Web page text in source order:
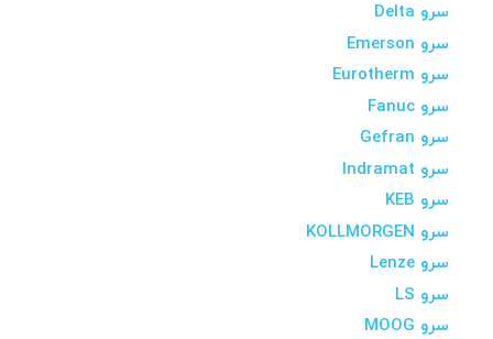
سرو Delta
سرو Emerson
سرو Eurotherm
سرو Fanuc
سرو Gefran
سرو Indramat
سرو KEB
سرو KOLLMORGEN
سرو Lenze
سرو LS
سرو MOOG